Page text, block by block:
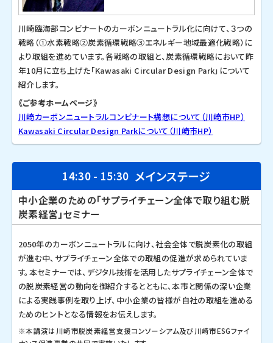
川崎臨海部コンビナートのカーボンニュートラル化に向けて、３つの
戦略（①水素戦略②炭素循環戦略③エネルギー地域最適化戦略）に
より取組を進めています。各戦略の取組と、炭素循環戦略において昨
年10月に立ち上げた「Kawasaki Circular Design Park」について
紹介します。
《ご参考ホームページ》
川崎カーボンニュートラルコンビナート構想について（川崎市HP）
Kawasaki Circular Design Parkについて（川崎市HP）
14:30 - 15:30 メインステージ
中小企業のための「サプライチェーン全体で取り組む脱
炭素経営」セミナー
2050年のカーボンニュートラルに向け、社会全体で脱炭素化の取組
が進む中、サプライチェーン全体での取組の促進が求められていま
す。本セミナーでは、デジタル技術を活用したサプライチェーン全体で
の脱炭素経営の動向を御紹介するとともに、本市と関係の深い企業
による実践事例を取り上げ、中小企業の皆様が自社の取組を進める
ためのヒントとなる情報をお伝えします。
※本講演は川崎市脱炭素経営支援コンソーシアム及び川崎市ESGファイ